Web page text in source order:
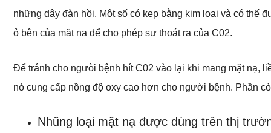
những dây đàn hồi. Một số có kẹp bằng kim loại và có thế
ỏ bên của mặt nạ để cho phép sự thoát ra của C02.
Để tránh cho ngưòi bệnh hít C02 vào lại khi mang mặt nạ,
nó cung cấp nồng độ oxy cao hơn cho người bệnh. Phần
Nhũng loại mặt nạ được dùng trên thị